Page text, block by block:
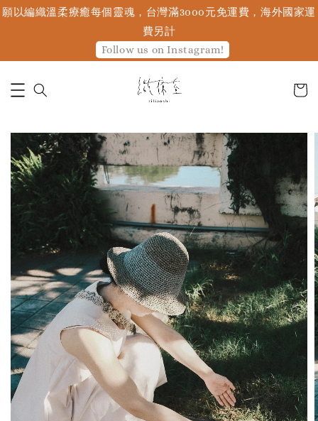
願以編織溫柔療癒每個靈魂，台灣滿3000元免運費，海外國家運
費另計
Follow us on Instagram!